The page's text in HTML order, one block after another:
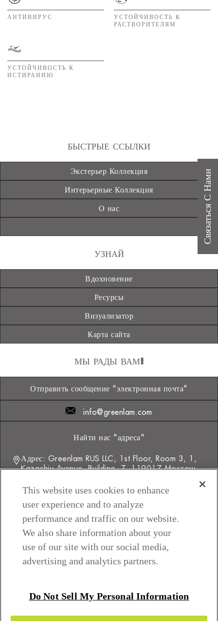
АНТИВИРУС
УСТОЙЧИВОСТЬ К
РАСТВОРИТЕЛЯМ
УСТОЙЧИВОСТЬ К
ИСТИРАНИЮ
БЫСТРЫЕ ССЫЛКИ
Экстерьер Коллекция
Интерьерные Коллекция
О нас
УЗНАЙ
Вдохновение
Ресурсы
Визуализатор
Карта сайта
МЫ РАДЫ ВАМ!
Отправить сообщение "электронная почта"
info@greenlam.com
Найти нас "адреса"
Адрес: Greenlam RUS LLC, 1st Floor, Room 3, 1,
Kazachiy Avenue, Building, 7, 119017 Moscow
Мы общаемся с Вами. Оставайтесь на связи.
Do Not Sell My Personal Information
Связаться С Нами
This website uses cookies to enhance
user experience and to analyze
performance and traffic on our website.
We also share information about your
use of our site with our social media,
advertising and analytics partners.
Do Not Sell My Personal Information